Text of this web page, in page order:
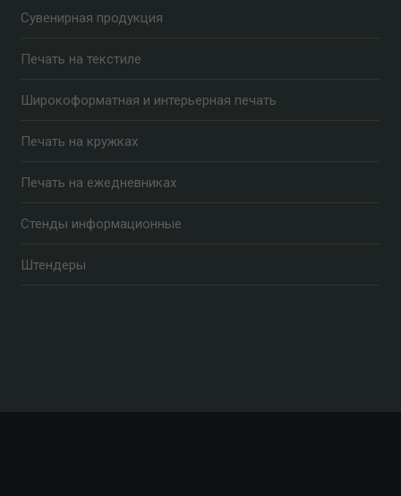
Сувенирная продукция
Печать на текстиле
Широкоформатная и интерьерная печать
Печать на кружках
Печать на ежедневниках
Стенды информационные
Штендеры